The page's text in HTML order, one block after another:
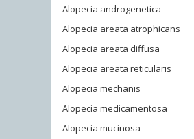
Alopecia androgenetica
Alopecia areata atrophicans
Alopecia areata diffusa
Alopecia areata reticularis
Alopecia mechanis
Alopecia medicamentosa
Alopecia mucinosa